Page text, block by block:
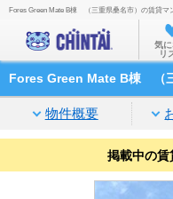
Fores Green Mate B棟 （三重県桑名市）の賃貸マ
気
リ
Fores Green Mate B棟 （
物件概要
掲載中の賃